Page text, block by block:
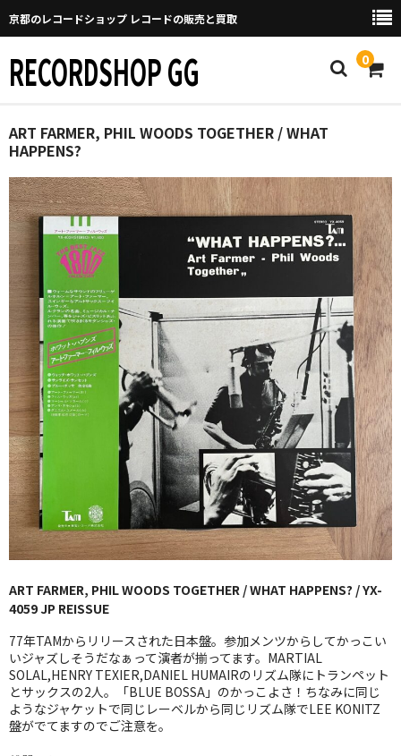
京都のレコードショップ レコードの販売と買取
RECORDSHOP GG 0
Home
GGについて
買取について
取り置きなどについて
Categories
New Arrivals
新譜
GG RECORD （当店のレーベル）
全商品
JAZZ-US
BLUE NOTE
JAZZ-JP
JAZZ-VOCAL
J-POP
ROCK
ART FARMER, PHIL WOODS TOGETHER / WHAT
HAPPENS?
ART FARMER, PHIL WOODS TOGETHER / WHAT HAPPENS? / YX-
4059 JP REISSUE
77年TAMからリリースされた日本盤。参加メンツからしてかっこい
いジャズしそうだなぁって演者が揃ってます。MARTIAL
SOLAL,HENRY TEXIER,DANIEL HUMAIRのリズム隊にトランペット
とサックスの2人。「BLUE BOSSA」のかっこよさ！ちなみに同じ
ようなジャケットで同じレーベルから同じリズム隊でLEE KONITZ
盤がでてますのでご注意を。